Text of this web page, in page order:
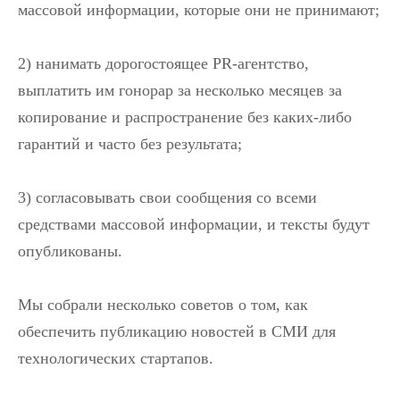
массовой информации, которые они не принимают;
2) нанимать дорогостоящее PR-агентство,
выплатить им гонорар за несколько месяцев за
копирование и распространение без каких-либо
гарантий и часто без результата;
3) согласовывать свои сообщения со всеми
средствами массовой информации, и тексты будут
опубликованы.
Мы собрали несколько советов о том, как
обеспечить публикацию новостей в СМИ для
технологических стартапов.